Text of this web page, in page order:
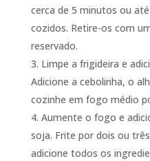
cerca de 5 minutos ou
cozidos. Retire-os com
reservado.
Limpe a frigideira e
Adicione a cebolinha, o
cozinhe em fogo médio
Aumente o fogo e
soja. Frite por dois ou
adicione todos os